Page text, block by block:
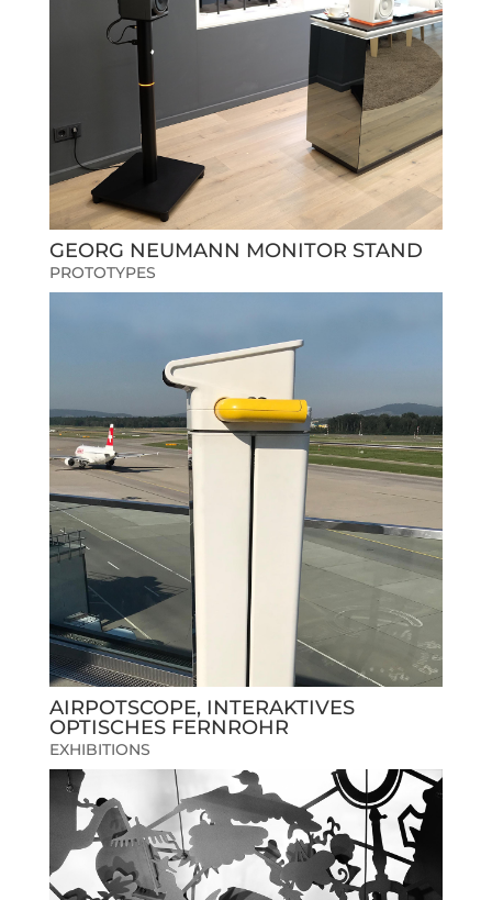
GEORG NEUMANN MONITOR STAND
PROTOTYPES
AIRPOTSCOPE, INTERAKTIVES
OPTISCHES FERNROHR
EXHIBITIONS